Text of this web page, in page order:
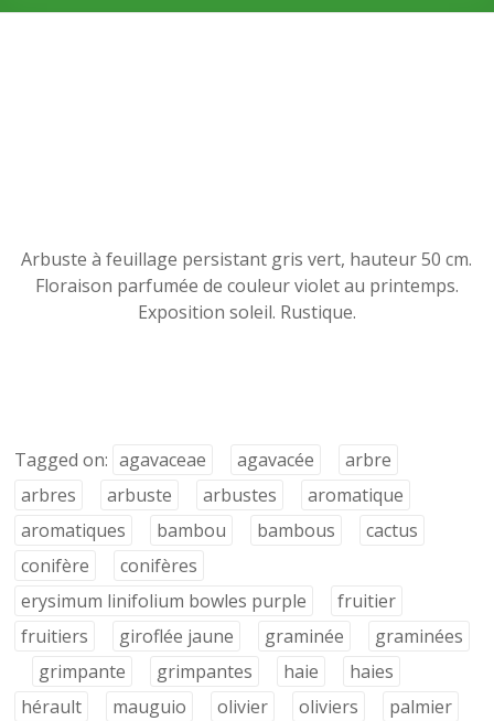
Arbuste à feuillage persistant gris vert, hauteur 50 cm.
Floraison parfumée de couleur violet au printemps.
Exposition soleil. Rustique.
Tagged on: agavaceae agavacée
arbre
arbres
arbuste arbustes
aromatique
aromatiques
bambou bambous
cactus
conifère
conifères
erysimum linifolium bowles purple
fruitier
fruitiers
giroflée jaune graminée
graminées
grimpante
grimpantes haie
haies
hérault
mauguio olivier oliviers
palmier